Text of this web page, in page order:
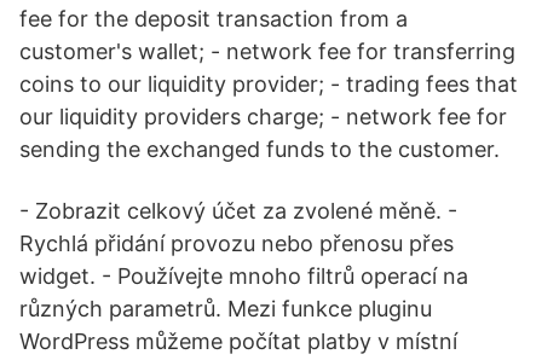
fee for the deposit transaction from a
customer's wallet; - network fee for transferring
coins to our liquidity provider; - trading fees that
our liquidity providers charge; - network fee for
sending the exchanged funds to the customer.
- Zobrazit celkový účet za zvolené měně. -
Rychlá přidání provozu nebo přenosu přes
widget. - Používejte mnoho filtrů operací na
různých parametrů. Mezi funkce pluginu
WordPress můžeme počítat platby v místní